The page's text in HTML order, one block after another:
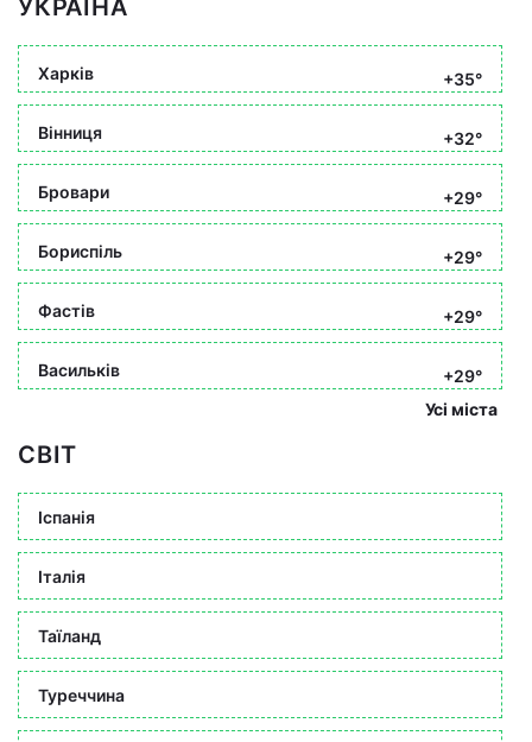
УКРАЇНА
Харків +35°
Вінниця +32°
Бровари +29°
Бориспіль +29°
Фастів +29°
Васильків
+29°
Усі міста
СВІТ
Іспанія
Італія
Таїланд
Туреччина